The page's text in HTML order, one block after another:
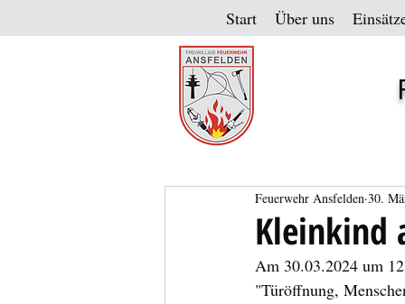
Start Über uns
Kleinkind
Feuerwehr Ansfelden 30.
Am 30.03.2024 um
"Türöffnung,